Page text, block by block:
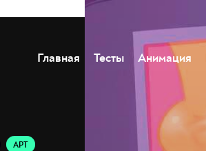
Главная Тесты Анимация
АРТ